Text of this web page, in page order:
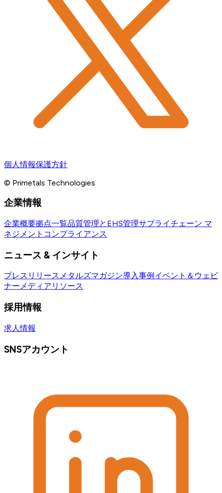
個人情報保護方針
© Primetals Technologies
企業情報
企業概要拠点一覧品質管理とEHS管理サプライチェーン マ
ネジメント コンプライアンス
ニュース & インサイト
プレスリリース メタルズマガジン導入事例 イベント＆ウェビ
ナーメディアリソース
採用情報
求人情報
SNSアカウント